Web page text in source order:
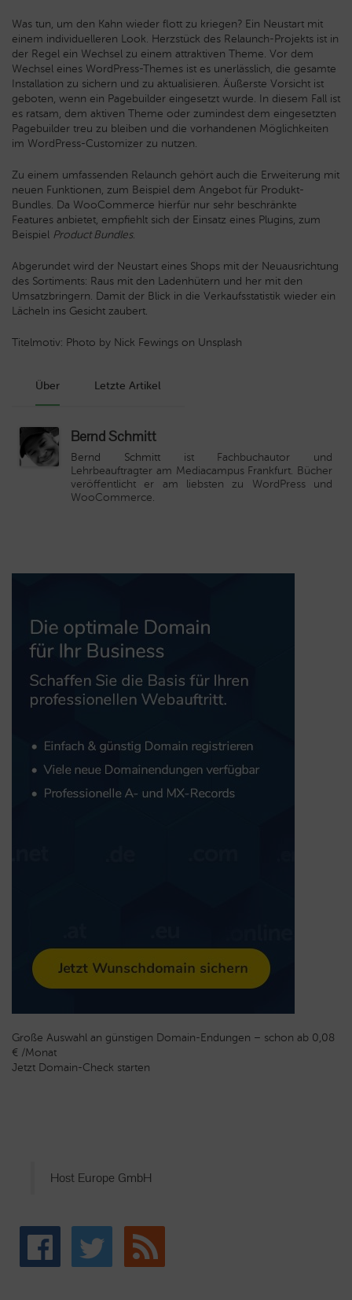
Was tun, um den Kahn wieder flott zu kriegen? Ein Neustart mit
einem individuelleren Look. Herzstück des Relaunch-Projekts ist in
der Regel ein Wechsel zu einem attraktiven Theme. Vor dem
Wechsel eines WordPress-Themes ist es unerlässlich, die gesamte
Installation zu sichern und zu aktualisieren. Äußerste Vorsicht ist
geboten, wenn ein Pagebuilder eingesetzt wurde. In diesem Fall ist
es ratsam, dem aktiven Theme oder zumindest dem eingesetzten
Pagebuilder treu zu bleiben und die vorhandenen Möglichkeiten
im WordPress-Customizer zu nutzen.
Zu einem umfassenden Relaunch gehört auch die Erweiterung mit
neuen Funktionen, zum Beispiel dem Angebot für Produkt-
Bundles. Da WooCommerce hierfür nur sehr beschränkte
Features anbietet, empfiehlt sich der Einsatz eines Plugins, zum
Beispiel Product Bundles.
Abgerundet wird der Neustart eines Shops mit der Neuausrichtung
des Sortiments: Raus mit den Ladenhütern und her mit den
Umsatzbringern. Damit der Blick in die Verkaufsstatistik wieder ein
Lächeln ins Gesicht zaubert.
Titelmotiv: Photo by Nick Fewings on Unsplash
Über Letzte Artikel
Bernd Schmitt
Bernd Schmittist Fachbuchautor und
Lehrbeauftragter am Mediacampus Frankfurt. Bücher
veröffentlicht er am liebsten zu WordPress und
WooCommerce.
Große Auswahl an günstigen Domain-Endungen – schon ab 0,08
€ /Monat
Jetzt Domain-Check starten
Host Europe GmbH